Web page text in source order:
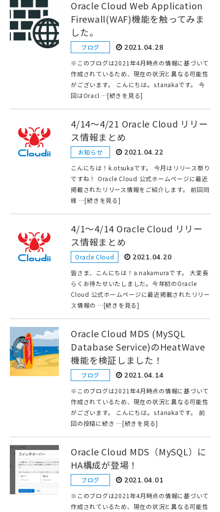
Oracle Cloud Web Application
Firewall(WAF)機能を触ってみま
した。
ブログ 2021.04.28
※このブログは2021年4月時点の情報に基づいて
作成されているため、現在の状況と異なる可能性
がございます。 こんにちは。s.tanakaです。 今
回はOracl …[続きを見る]
4/14〜4/21 Oracle Cloud リリー
ス情報まとめ
お知らせ 2021.04.22
こんにちは！k.otsukaです。 今月はリリース祭り
ですね！ Oracle Cloud 公式ホームページに最近
掲載されたリリース情報をご紹介します。 前回同
様 …[続きを見る]
4/1〜4/14 Oracle Cloud リリー
ス情報まとめ
Oracle Cloud 2021.04.20
皆さま、こんにちは！a.nakamuraです。 大変長
らくお待たせいたしました。今年初のOracle
Cloud 公式ホームページに最近掲載されたリリー
ス情報の …[続きを見る]
Oracle Cloud MDS (MySQL
Database Service)のHeatWave
機能を検証しました！
ブログ 2021.04.14
※このブログは2021年4月時点の情報に基づいて
作成されているため、現在の状況と異なる可能性
がございます。 こんにちは。s.tanakaです。 前
回の投稿に続き …[続きを見る]
Oracle Cloud MDS（MySQL）に
HA構成が登場！
ブログ 2021.04.01
※このブログは2021年4月時点の情報に基づいて
作成されているため、現在の状況と異なる可能性